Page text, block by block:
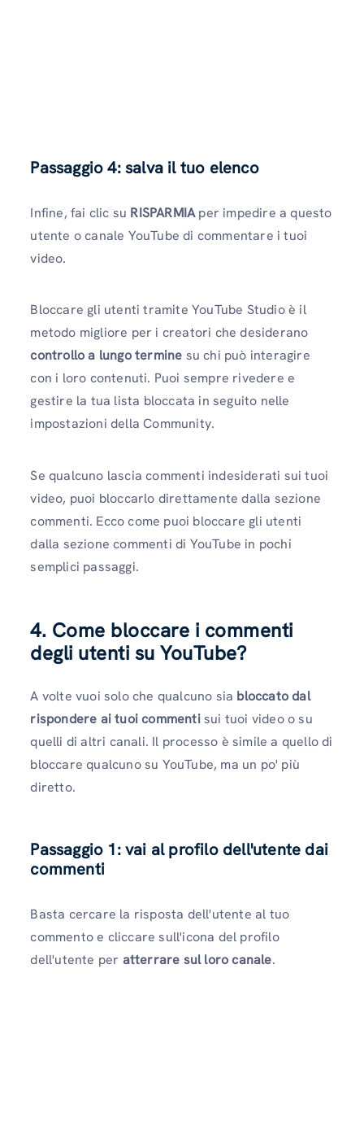
Passaggio 4: salva il tuo elenco
Infine, fai clic su RISPARMIAper impedire a questo
utente o canale YouTube di commentare i tuoi
video.
Bloccare gli utenti tramite YouTube Studio è il
metodo migliore per i creatori che desiderano
controllo a lungo termine su chi può interagire
con i loro contenuti. Puoi sempre rivedere e
gestire la tua lista bloccata in seguito nelle
impostazioni della Community.
Se qualcuno lascia commenti indesiderati sui tuoi
video, puoi bloccarlo direttamente dalla sezione
commenti. Ecco come puoi bloccare gli utenti
dalla sezione commenti di YouTube in pochi
semplici passaggi.
4. Come bloccare i commenti
degli utenti su YouTube?
A volte vuoi solo che qualcuno sia bloccato dal
rispondere ai tuoi commentisui tuoi video o su
quelli di altri canali. Il processo è simile a quello di
bloccare qualcuno su YouTube, ma un po' più
diretto.
Passaggio 1: vai al profilo dell'utente dai
commenti
Basta cercare la risposta dell'utente al tuo
commento e cliccare sull'icona del profilo
dell'utente per atterrare sul loro canale.